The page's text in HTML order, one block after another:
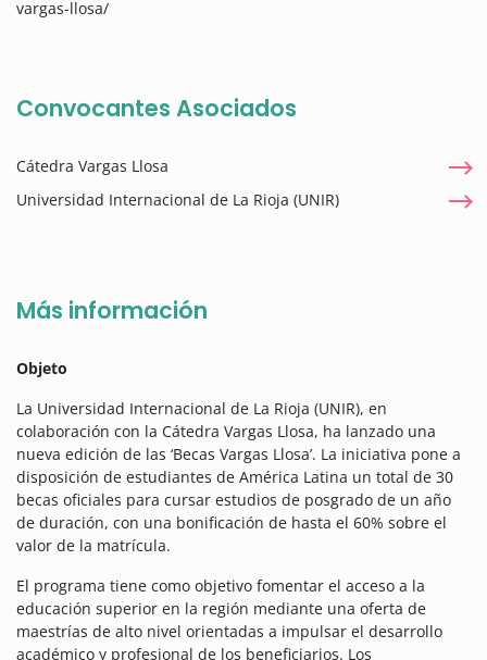
vargas-llosa/
Convocantes Asociados
Cátedra Vargas Llosa
Universidad Internacional de La Rioja (UNIR)
Más información
Objeto
La Universidad Internacional de La Rioja (UNIR), en
colaboración con la Cátedra Vargas Llosa, ha lanzado una
nueva edición de las ‘Becas Vargas Llosa’. La iniciativa pone a
disposición de estudiantes de América Latina un total de 30
becas oficiales para cursar estudios de posgrado de un año
de duración, con una bonificación de hasta el 60% sobre el
valor de la matrícula.
El programa tiene como objetivo fomentar el acceso a la
educación superior en la región mediante una oferta de
maestrías de alto nivel orientadas a impulsar el desarrollo
académico y profesional de los beneficiarios. Los